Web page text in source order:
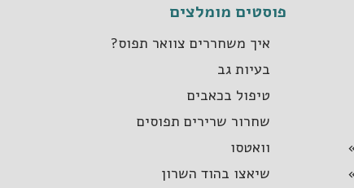
פוסטים מומלצים
איך משחררים צוואר תפוס?
בעיות גב
טיפול בכאבים
שחרור שרירים תפוסים
וואטסו
שיאצו בהוד השרון